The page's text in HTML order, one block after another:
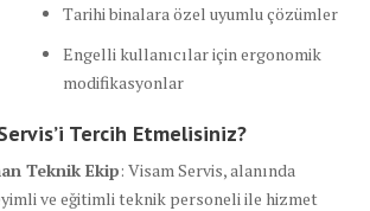
Tarihi binalara özel uyumlu çözümler
Engelli kullanıcılar için ergonomik
modifikasyonlar
Tercih Etmelisiniz?
Teknik Ekip: Visam Servis, alanında
ve eğitimli teknik personeli ile hizmet